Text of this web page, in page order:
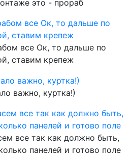
это - прораб
все Ок, то дальше по
ставим крепеж
важно, куртка!)
все так как должно быть,
панелей и готово поле